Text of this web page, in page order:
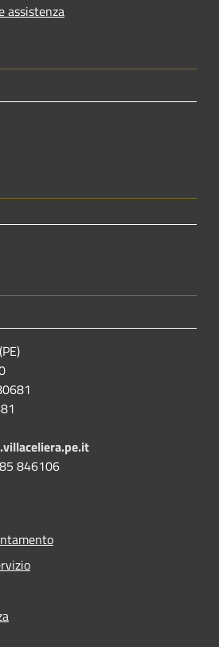
assistenza
846106